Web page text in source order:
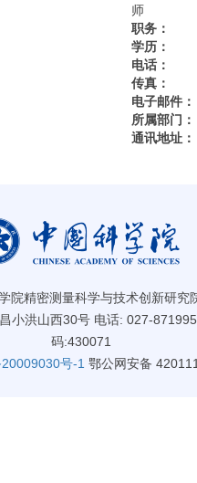
师
职务：
学历：
电话：
传真：
电子邮件：
所属部门：
通讯地址：
院精密测量科学与技术创新研究
小洪山西30号 电话: 027-
码:430071
号-1 鄂公网安备